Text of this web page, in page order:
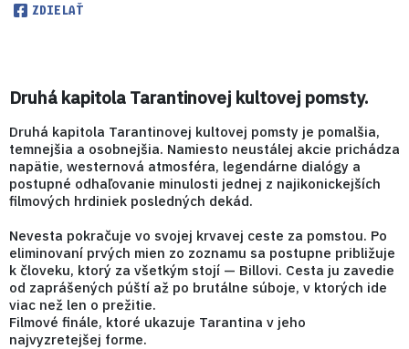
ZDIELAŤ
Druhá kapitola Tarantinovej kultovej pomsty.
Druhá kapitola Tarantinovej kultovej pomsty je pomalšia,
temnejšia a osobnejšia. Namiesto neustálej akcie prichádza
napätie, westernová atmosféra, legendárne dialógy a
postupné odhaľovanie minulosti jednej z najikonickejších
filmových hrdiniek posledných dekád.
Nevesta pokračuje vo svojej krvavej ceste za pomstou. Po
eliminovaní prvých mien zo zoznamu sa postupne približuje
k človeku, ktorý za všetkým stojí — Billovi. Cesta ju zavedie
od zaprášených púští až po brutálne súboje, v ktorých ide
viac než len o prežitie.
Filmové finále, ktoré ukazuje Tarantina v jeho
najvyzretejšej forme.